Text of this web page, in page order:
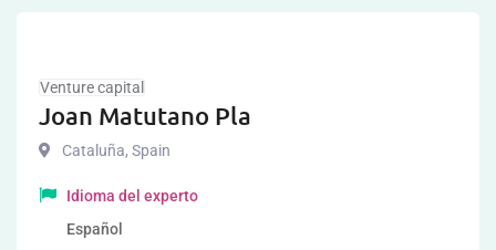
Venture capital
Joan Matutano Pla
Cataluña, Spain
Idioma del experto
Español